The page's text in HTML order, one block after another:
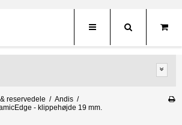
reservedele / Andis /
- klippehøjde 19 mm.